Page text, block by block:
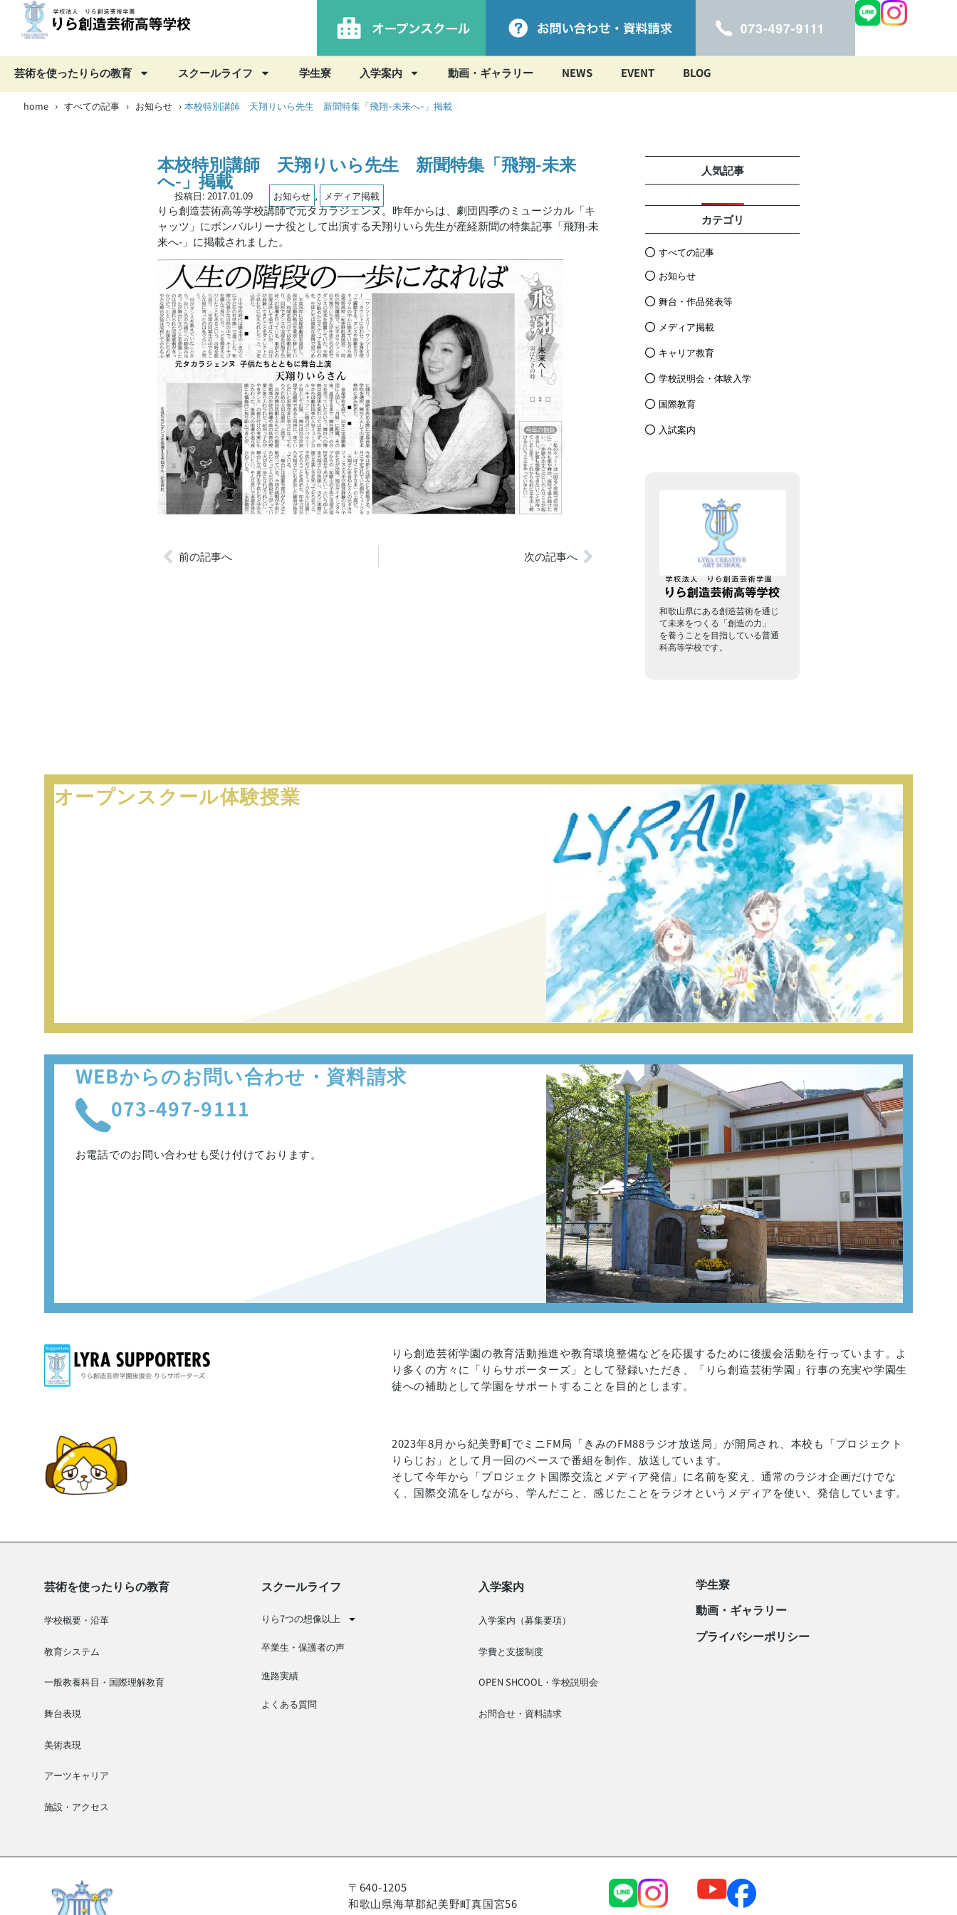
芸術を使ったりらの教育 スクールライフ 学生寮 入学案内 動画・ギャラリー NEWS EVENT BLOG
home › すべての記事 › お知らせ ›本校特別講師 天翔りいら先生 新聞特集「飛翔-未来へ-」掲載
本校特別講師 天翔りいら先生 新聞特集「飛翔-未来
へ-」掲載
投稿日: 2017.01.09 お知らせ , メディア掲載
りら創造芸術高等学校講師で元タカラジェンヌ。昨年からは、劇団四季のミュージカル「キ
ャッツ」にボンバルリーナ役として出演する天翔りいら先生が産経新聞の特集記事「飛翔-未
来へ-」に掲載されました。
前の記事へ 次の記事へ
人気記事
カテゴリ
すべての記事
お知らせ
舞台・作品発表等
メディア掲載
キャリア教育
学校説明会・体験入学
国際教育
入試案内
和歌山県にある創造芸術を通じ
て未来をつくる「創造の力」
を養うことを目指している普通
科高等学校です。
オープンスクール体験授業
WEBからのお問い合わせ ・資料請求
073-497-9111
お電話でのお問い合わせも受け付けております。
りら創造芸術学園の教育活動推進や教育環境整備などを応援するために後援会活動を行っています。よ
り多くの方々に「りらサポーターズ」として登録いただき、「りら創造芸術学園」行事の充実や学園生
徒への補助として学園をサポートすることを目的とします。
2023年8月から紀美野町でミニFM局「きみのFM88ラジオ放送局」が開局され、本校も「プロジェクト
りらじお」として月一回のペースで番組を制作、放送しています。
そして今年から「プロジェクト国際交流とメディア発信」に名前を変え、通常のラジオ企画だけでな
く、国際交流をしながら、学んだこと、感じたことをラジオというメディアを使い、発信しています。
芸術を使ったりらの教育
学校概要・沿革
教育システム
一般教養科目・国際理解教育
舞台表現
美術表現
アーツキャリア
施設・アクセス
スクールライフ
りら7つの想像以上
卒業生・保護者の声
進路実績
よくある質問
入学案内
入学案内（募集要項）
学費と支援制度
OPEN SHCOOL・学校説明会
お問合せ・資料請求
学生寮
動画・ギャラリー
プライバシーポリシー
〒640-1205
和歌山県海草郡紀美野町真国宮56